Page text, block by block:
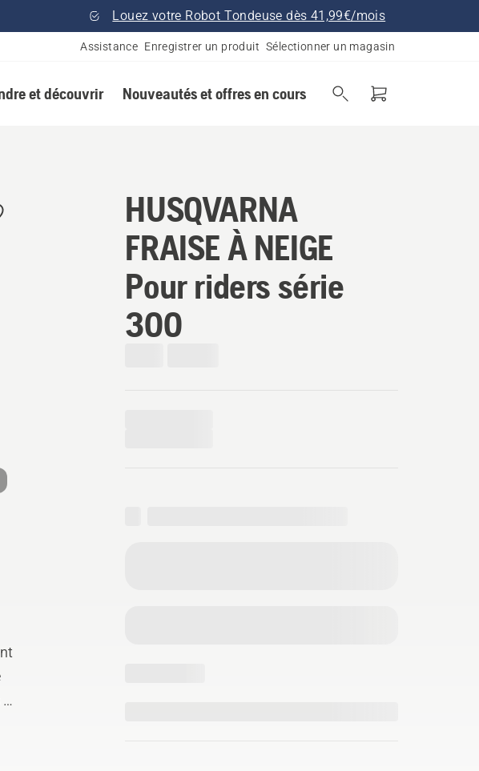
Louez votre Robot Tondeuse dès 41,99€/mois
Assistance Enregistrer un produit Sélectionner un magasin
et découvrir Nouveautés et offres en cours
HUSQVARNA
FRAISE À NEIGE
Pour riders série
300
à